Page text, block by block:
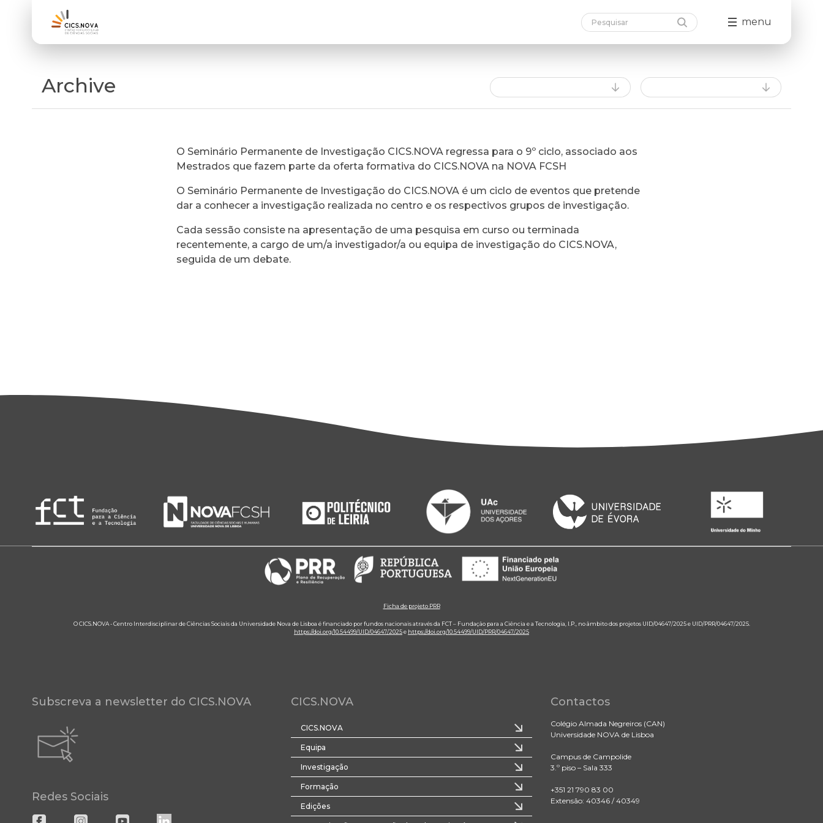
menu
Archive
O Seminário Permanente de Investigação CICS.NOVA regressa para o 9º ciclo, associado aos
Mestrados que fazem parte da oferta formativa do CICS.NOVA na NOVA FCSH
O Seminário Permanente de Investigação do CICS.NOVA é um ciclo de eventos que pretende
dar a conhecer a investigação realizada no centro e os respectivos grupos de investigação.
Cada sessão consiste na apresentação de uma pesquisa em curso ou terminada
recentemente, a cargo de um/a investigador/a ou equipa de investigação do CICS.NOVA,
seguida de um debate.
Ficha de projeto PRR
O CICS.NOVA - Centro Interdisciplinar de Ciências Sociais da Universidade Nova de Lisboa é financiado por fundos nacionais através da FCT – Fundação para a Ciência e a Tecnologia, I.P., no âmbito dos projetos UID/04647/2025 e UID/PRR/04647/2025.
https://doi.org/10.54499/UID/04647/2025e https://doi.org/10.54499/UID/PRR/04647/2025
Subscreva a newsletter do CICS.NOVA
Redes Sociais
CICS.NOVA
CICS.NOVA
Equipa
Investigação
Formação
Edições
Contactos
Colégio Almada Negreiros (CAN)
Universidade NOVA de Lisboa
Campus de Campolide
3.º piso – Sala 333
+351 21 790 83 00
Extensão: 40346 / 40349